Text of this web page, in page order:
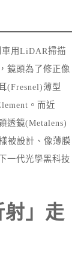
車用LiDAR掃描
鏡頭為了修正像
(Fresnel)薄型
。而近
透鏡(Metalens)
被設計、像薄膜
一代光學黑科技
」走